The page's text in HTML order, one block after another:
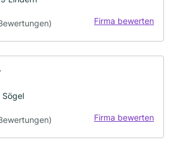
Firma bewerten
Sögel
Firma bewerten